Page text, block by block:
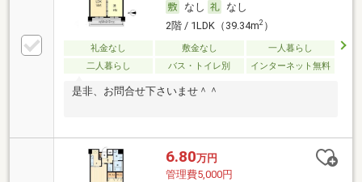
なし
なし
2階 / 1LDK（39.34m2）
礼金なし 敷金なし
一人暮らし
二人暮らし
バス・トイレ別 インターネット無料
是非、お問合せ下さいませ＾＾
6.80万円
管理費5,000円